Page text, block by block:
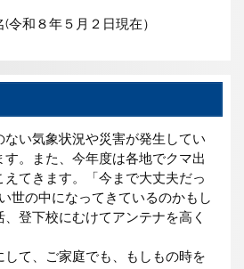
和８年５月２日現在）
い気象状況や災害が発生してい
す。また、今年度は各地でクマ出
てきます。「今まで大丈夫だっ
世の中になってきているのかもし
登下校にむけてアンテナを高く
て、ご家庭でも、もしもの時を